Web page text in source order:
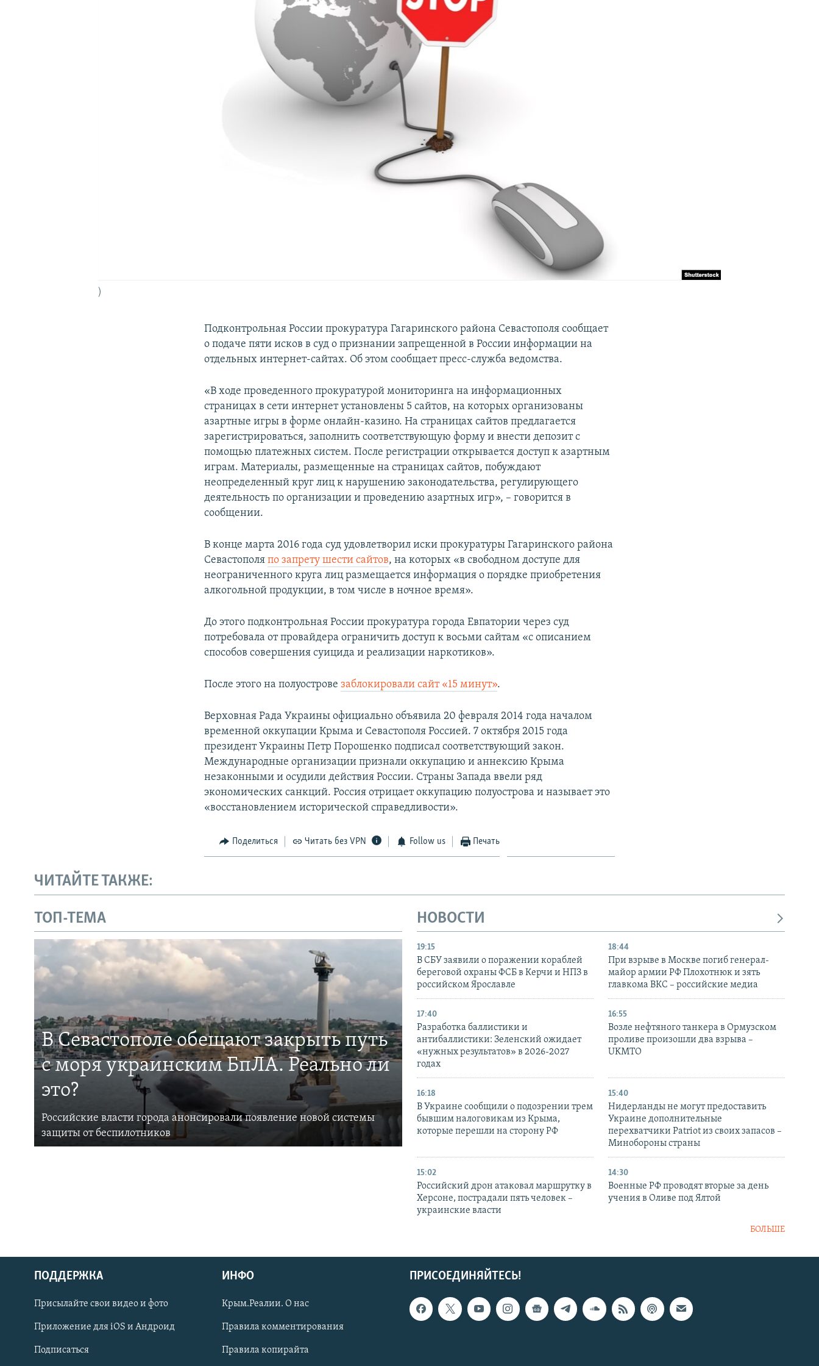
Українською
Qırımtatar
ПРИСОЕДИНЯЙТЕСЬ!
)
Подконтрольная России прокуратура Гагаринского района Севастополя сообщает
о подаче пяти исков в суд о признании запрещенной в России информации на
отдельных интернет-сайтах. Об этом сообщает пресс-служба ведомства.
«В ходе проведенного прокуратурой мониторинга на информационных
страницах в сети интернет установлены 5 сайтов, на которых организованы
азартные игры в форме онлайн-казино. На страницах сайтов предлагается
зарегистрироваться, заполнить соответствующую форму и внести депозит с
помощью платежных систем. После регистрации открывается доступ к азартным
играм. Материалы, размещенные на страницах сайтов, побуждают
неопределенный круг лиц к нарушению законодательства, регулирующего
деятельность по организации и проведению азартных игр», – говорится в
сообщении.
В конце марта 2016 года суд удовлетворил иски прокуратуры Гагаринского района
Севастополяпо запрету шести сайтов, на которых «в свободном доступе для
неограниченного круга лиц размещается информация о порядке приобретения
алкогольной продукции, в том числе в ночное время».
До этого подконтрольная России прокуратура города Евпатории через суд
потребовала от провайдера ограничить доступ к восьми сайтам «с описанием
способов совершения суицида и реализации наркотиков».
После этого на полуостровезаблокировали сайт «15 минут».
Верховная Рада Украины официально объявила 20 февраля 2014 года началом
временной оккупации Крыма и Севастополя Россией. 7 октября 2015 года
президент Украины Петр Порошенко подписал соответствующий закон.
Международные организации признали оккупацию и аннексию Крыма
незаконными и осудили действия России. Страны Запада ввели ряд
экономических санкций. Россия отрицает оккупацию полуострова и называет это
«восстановлением исторической справедливости».
Поделиться Читать без VPN Follow us Печать
ЧИТАЙТЕ ТАКЖЕ:
ТОП-ТЕМА
В Севастополе обещают закрыть путь
с моря украинским БпЛА. Реально ли
это?
Российские власти города анонсировали появление новой системы
защиты от беспилотников
НОВОСТИ
19:15
В СБУ заявили о поражении кораблей
береговой охраны ФСБ в Керчи и НПЗ в
российском Ярославле
18:44
При взрыве в Москве погиб генерал-
майор армии РФ Плохотнюк и зять
главкома ВКС – российские медиа
17:40
Разработка баллистики и
антибаллистики: Зеленский ожидает
«нужных результатов» в 2026-2027
годах
16:55
Возле нефтяного танкера в Ормузском
проливе произошли два взрыва –
UKMTO
16:18
В Украине сообщили о подозрении трем
бывшим налоговикам из Крыма,
которые перешли на сторону РФ
15:40
Нидерланды не могут предоставить
Украине дополнительные
перехватчики Patriot из своих запасов –
Минобороны страны
15:02
Российский дрон атаковал маршрутку в
Херсоне, пострадали пять человек –
украинские власти
14:30
Военные РФ проводят вторые за день
учения в Оливе под Ялтой
БОЛЬШЕ
ПРИСОЕДИНЯЙТЕСЬ!
ПОДДЕРЖКА
Присылайте свои видео и фото
Приложение для iOS и Андроид
Подписаться
ИНФО
Крым.Реалии. О нас
Правила комментирования
Правила копирайта